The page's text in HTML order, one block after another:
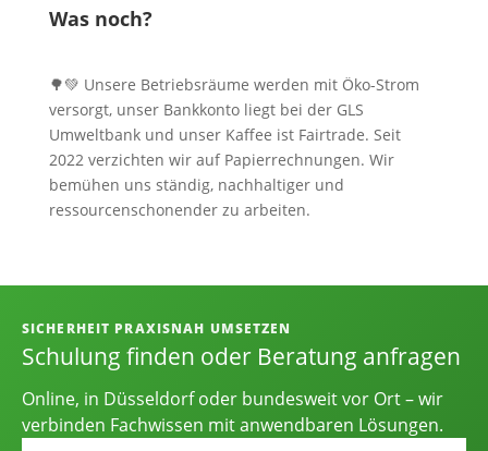
Was noch?
🌳💚 Unsere Betriebsräume werden mit Öko-Strom
versorgt, unser Bankkonto liegt bei der GLS
Umweltbank und unser Kaffee ist Fairtrade. Seit
2022 verzichten wir auf Papierrechnungen. Wir
bemühen uns ständig, nachhaltiger und
ressourcenschonender zu arbeiten.
Informationen, Kontakt und
SICHERHEIT PRAXISNAH UMSETZEN
Schulung finden oder Beratung anfragen
Online, in Düsseldorf oder bundesweit vor Ort – wir
verbinden Fachwissen mit anwendbaren Lösungen.